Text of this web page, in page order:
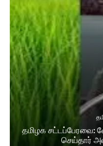
தமிழக
செய்தார்